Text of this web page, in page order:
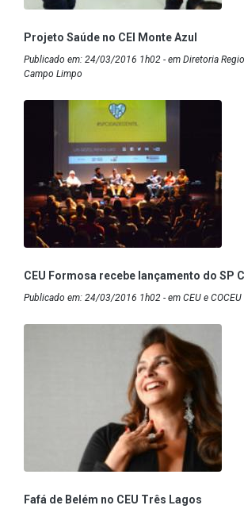
Projeto Saúde no CEI Monte Azul
Publicado em: 24/03/2016 1h02 - em Diretoria
Campo Limpo
CEU Formosa recebe lançamento do SP
Publicado em: 24/03/2016 1h02 - em CEU e COCEU
Fafá de Belém no CEU Três Lagos